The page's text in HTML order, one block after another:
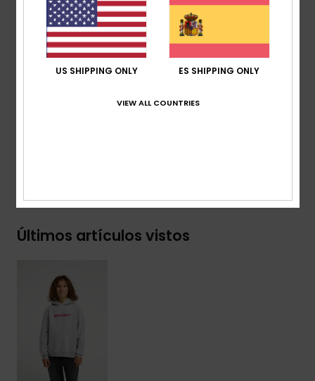
Puños y bajo de canalé 1x1
Bolsillo:bolsillo canguro
Características:gráficos en el pecho y la espalda
Marca:pack de Etiquetas recicladas Quiksilver
[Tejido principal] 55% algodón orgánico,
Últimos artículos vistos
US SHIPPING ONLY ES SHIPPING ONLY
VIEW ALL COUNTRIES